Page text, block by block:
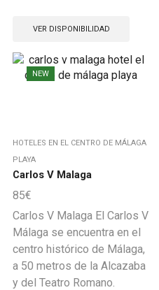
VER DISPONIBILIDAD
NEW
HOTELES EN EL CENTRO DE MÁLAGA
PLAYA
Carlos V Malaga
85€
Carlos V Malaga El Carlos V
Málaga se encuentra en el
centro histórico de Málaga,
a 50 metros de la Alcazaba
y del Teatro Romano.